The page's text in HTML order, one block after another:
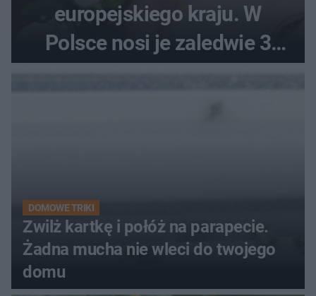
europejskiego kraju. W
Polsce nosi je zaledwie 3
kobiety
DOMOWE TRIKI
Zwilż kartkę i połóż na parapecie.
Żadna mucha nie wleci do twojego
domu